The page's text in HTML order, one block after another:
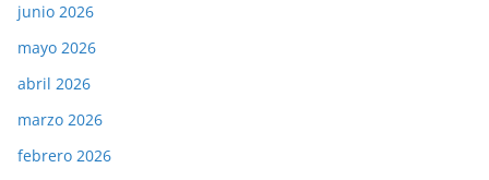
junio 2026
mayo 2026
abril 2026
marzo 2026
febrero 2026